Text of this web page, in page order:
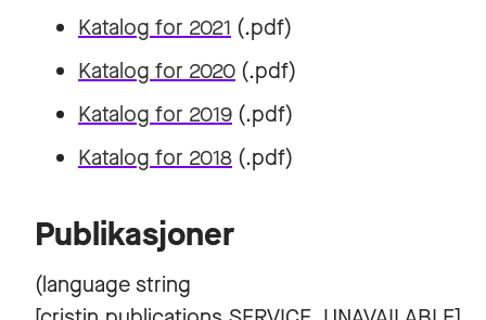
Katalog for 2021 (.pdf)
Katalog for 2020 (.pdf)
Katalog for 2019 (.pdf)
Katalog for 2018 (.pdf)
Publikasjoner